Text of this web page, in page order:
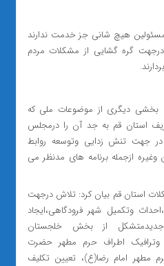
هیچ شانی جز خدمت ندارند
درجهت گره گشایی از مشکلات مردم
بخشی دیگری از موضوعات ملی که
استان قم به جد آن را درمجلس
جهت تنش زدایی وتوسعه روابط
وغیره ازجمله برنامه های مدنظر می
استان قم بیان کرد: تلاش درجهت
وتکمیل شهر فرودگاهی،ایجاد
از بخش خلجستان
وترافیک اطراف حرم مطهر حضرت
مطهر امام رضا(ع)، تعیین تکلیف